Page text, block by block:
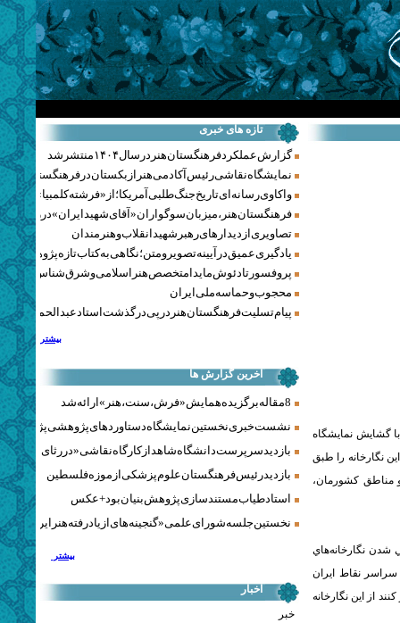
تازه های خبری
گزارش عملکرد فرهنگستان هنر در سال ۱۴۰۴ منتشر شد
نمایشگاه نقاشی رئیس آکادمی هنر ازبکستان در فرهنگستان هنر
واکاوی رسانه‌ای تاریخ جنگ‌طلبی آمریکا؛ از «فرشته کلمبیا» تا
فرهنگستان هنر، میزبان سوگواران «آقای شهید ایران» در
تصاویری از دیدارهای رهبر شهید انقلاب و هنرمندان
یادگیری عمیق در آیینه تصویر و متن؛ نگاهی به کتاب تازه پژوهشکده
پروفسور تادئوش مایدا متخصص هنر اسلامی و شرق‌شناس
محجوب و حماسه ملی ایران
پیام تسلیت فرهنگستان هنر در پی درگذشت استاد عبدالحمید
بیشتر
آخرین گزارش ها
8 مقاله برگزیده همایش «فرش، سنت، هنر» ارائه شد
نشست خبری نخستین نمایشگاه دستاوردهای پژوهشی
بازدید سرپرست دانشگاه شاهد از کارگاه نقاشی «در رثای سیمرغ
بازدید رئیس فرهنگستان علوم پزشکی از موزه فلسطین
استاد طیاب مستندسازی پژوهش‌بنیان بود + عکس
نخستین جلسه شورای علمی «گنجینه‌های ازیادرفته هنر ایران»
بیشتر
اخبار
خبر
گشايش نمايشگاه
نگارخانه را طبق
مناطق كشورمان،
شدن نگارخانه‌هاي
سراسر نقاط ايران
از اين نگارخانه